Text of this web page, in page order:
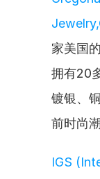
家美国
拥有20
镀银、
前时尚
IGS